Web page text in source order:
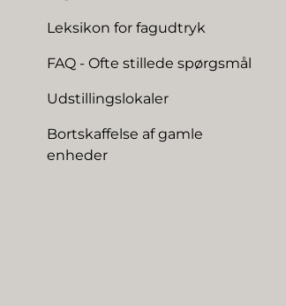
Leksikon for fagudtryk
FAQ - Ofte stillede spørgsmål
Udstillingslokaler
Bortskaffelse af gamle
enheder